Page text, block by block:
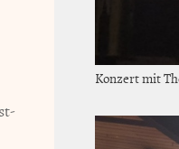
Konzert mit